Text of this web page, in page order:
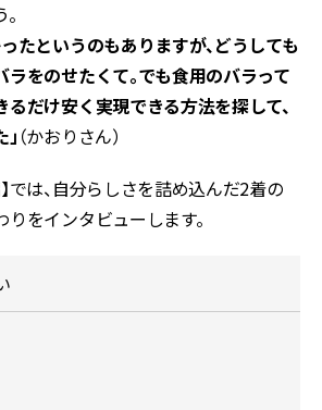
たというのもありますが、どうしても
をのせたくて。でも食用のバラって
だけ安く実現できる方法を探して、
（かおりさん）
では、自分らしさを詰め込んだ2着の
をインタビューします。